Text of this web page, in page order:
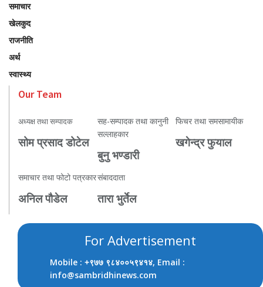
समाचार
खेलकुद
राजनीति
अर्थ
स्वास्थ्य
Our Team
अध्यक्ष तथा सम्पादक
सोम प्रसाद डोटेल
सह-सम्पादक तथा कानुनी
सल्लाहकार
बुनु भण्डारी
फिचर तथा समसामायीक
खगेन्द्र फुयाल
समाचार तथा फोटो पत्रकार
अनिल पौडेल
संबाददाता
तारा भुर्तेल
For Advertisement
Mobile : +९७७ ९८४००५९४१४, Email :
info@sambridhinews.com